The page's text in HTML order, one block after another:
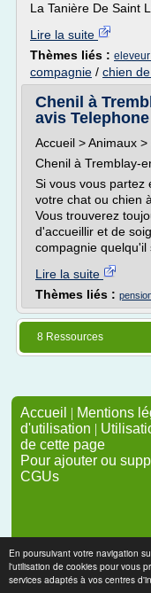
En poursuivant votre navigation
l'utilisation de cookies pour vous
services adaptés à vos centres
La Tanière De Saint
Lire la suite
Thèmes liés :
compagnie / chien
Chenil à
avis Telephone
Accueil > Animaux
Chenil à Tremblay-
Si vous vous partez
votre chat ou chien
Vous trouverez
d'accueillir et de
compagnie quelqu'il
Lire la suite
Thèmes liés :
8 Ressources
Accueil | Mentions
d'utilisation |
de cette page
Pour ajouter ou
CGUs